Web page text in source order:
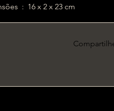
Dimensões ‏ : ‎ 16 x 2 x 23 cm